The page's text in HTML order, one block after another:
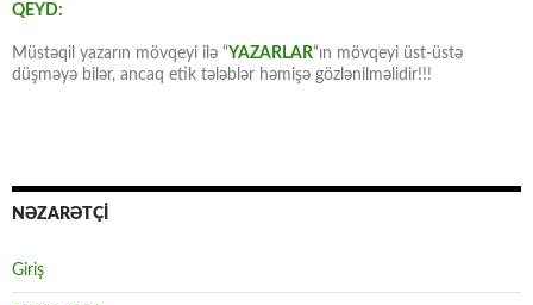
QEYD:
Müstəqil yazarın mövqeyi ilə “YAZARLAR“ın mövqeyi üst-üstə
düşməyə bilər, ancaq etik tələblər həmişə gözlənilməlidir!!!
NƏZARƏTÇİ
Giriş